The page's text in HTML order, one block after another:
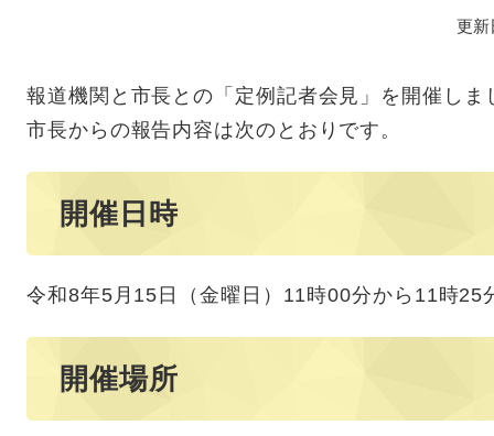
更新
報道機関と市長との「定例記者会見」を開催しま
市長からの報告内容は次のとおりです。
開催日時
令和8年5月15日（金曜日）11時00分から11時25
開催場所